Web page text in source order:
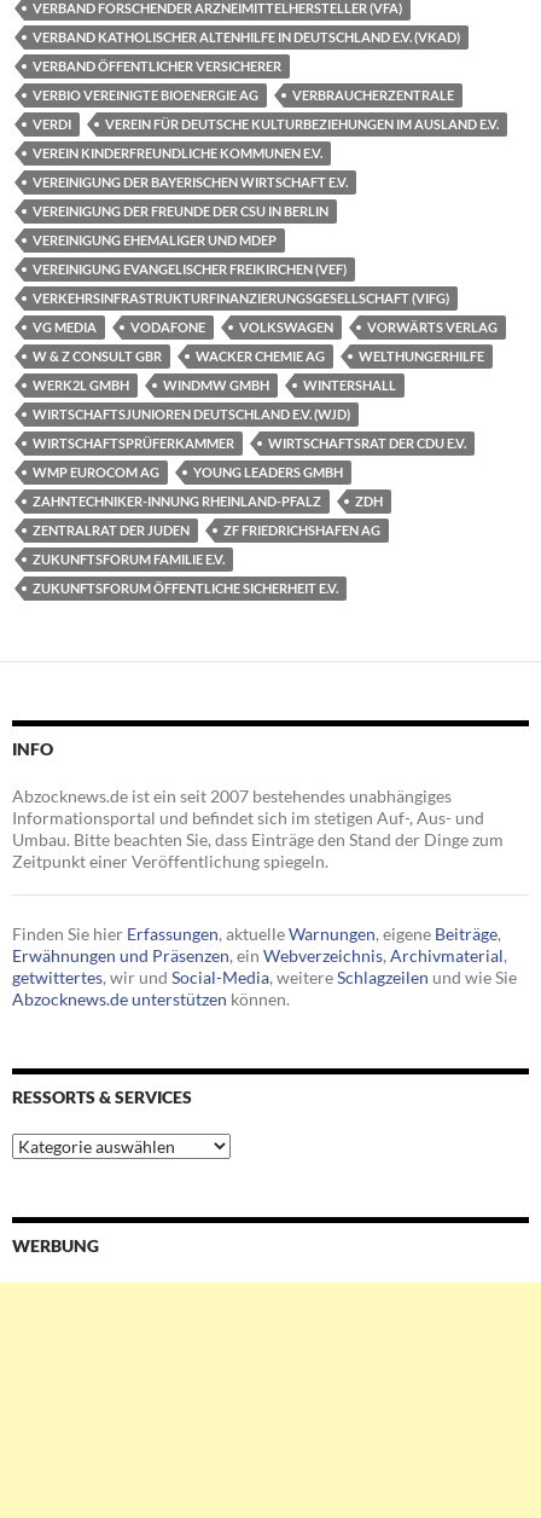
VERBAND FORSCHENDER ARZNEIMITTELHERSTELLER (VFA)
VERBAND KATHOLISCHER ALTENHILFE IN DEUTSCHLAND E.V. (VKAD)
VERBAND ÖFFENTLICHER VERSICHERER
VERBIO VEREINIGTE BIOENERGIE AG
VERBRAUCHERZENTRALE
VERDI
VEREIN FÜR DEUTSCHE KULTURBEZIEHUNGEN IM AUSLAND E.V.
VEREIN KINDERFREUNDLICHE KOMMUNEN E.V.
VEREINIGUNG DER BAYERISCHEN WIRTSCHAFT E.V.
VEREINIGUNG DER FREUNDE DER CSU IN BERLIN
VEREINIGUNG EHEMALIGER UND MDEP
VEREINIGUNG EVANGELISCHER FREIKIRCHEN (VEF)
VERKEHRSINFRASTRUKTURFINANZIERUNGSGESELLSCHAFT (VIFG)
VG MEDIA
VODAFONE VOLKSWAGEN
VORWÄRTS VERLAG
W & Z CONSULT GBR
WACKER CHEMIE AG
WELTHUNGERHILFE
WERK2L GMBH
WINDMW GMBH
WINTERSHALL
WIRTSCHAFTSJUNIOREN DEUTSCHLAND E.V. (WJD)
WIRTSCHAFTSPRÜFERKAMMER
WIRTSCHAFTSRAT DER CDU E.V.
WMP EUROCOM AG
YOUNG LEADERS GMBH
ZAHNTECHNIKER-INNUNG RHEINLAND-PFALZ
ZDH
ZENTRALRAT DER JUDEN
ZF FRIEDRICHSHAFEN AG
ZUKUNFTSFORUM FAMILIE E.V.
ZUKUNFTSFORUM ÖFFENTLICHE SICHERHEIT E.V.
INFO
Abzocknews.de ist ein seit 2007 bestehendes unabhängiges
Informationsportal und befindet sich im stetigen Auf-, Aus- und
Umbau. Bitte beachten Sie, dass Einträge den Stand der Dinge zum
Zeitpunkt einer Veröffentlichung spiegeln.
Finden Sie hier Erfassungen, aktuelleWarnungen, eigene Beiträge,
Erwähnungen und Präsenzen, ein Webverzeichnis, Archivmaterial,
getwittertes, wir und Social-Media, weitereSchlagzeilen und wie Sie
Abzocknews.de unterstützen können.
RESSORTS & SERVICES
Ressorts
&
WERBUNG